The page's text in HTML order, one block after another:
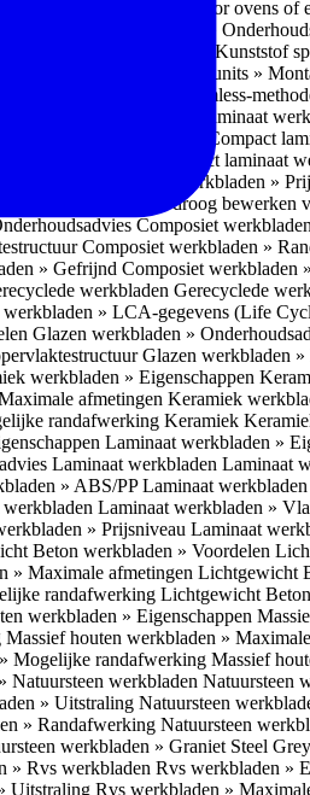
» Kabels voor ovens of
Montagematerialen »
Spoelunits » Kunststof
Spoelunits »
methode Spoelunits » Rimless-
Compact laminaat
laminaat werkbladen
Compact
randafwerking Compact laminaat
Compact laminaat werkbladen »
bescherm je bij het droog bewerken
Composiet
Composiet werkbladen »
» Gefrijnd Composiet werkbladen
werkbladen Gerecyclede
werkbladen » LCA-gegevens (Life
Glazen werkbladen »
Glazen werkbladen
werkbladen » Eigenschappen
afmetingen Keramiek
randafwerking Keramiek
Laminaat werkbladen »
Laminaat werkbladen Laminaat
» ABS/PPLaminaat
Laminaat werkbladen »
» Prijsniveau Laminaat
Beton werkbladen » Voordelen
» Maximale afmetingen Lichtgewicht
randafwerking Lichtgewicht
werkbladen » Eigenschappen
Massief houten werkbladen »
Mogelijke randafwerking Massief
Natuursteen werkbladen Natuursteen
» Uitstraling Natuursteen
» Randafwerking Natuursteen
werkbladen » Graniet Steel
» Rvs werkbladen Rvs werkbladen »
Uitstraling Rvs werkbladen »